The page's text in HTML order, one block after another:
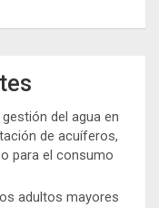
del agua en
de acuíferos,
para el consumo
adultos mayores